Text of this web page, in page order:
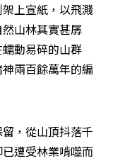
上宣紙，以飛濺
山林其實甚孱
動易碎的山群
兩百餘萬年的編
，從山頂抖落千
遭受林業啃噬而